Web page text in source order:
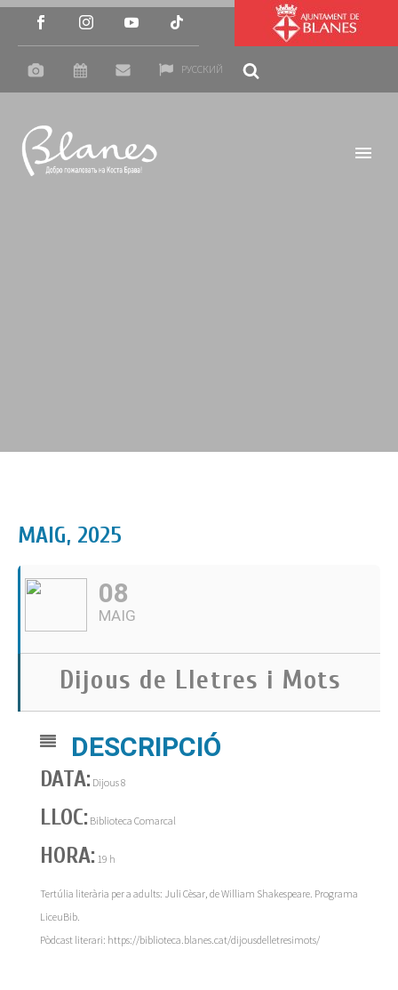
РУССКИЙ
MAIG, 2025
08
MAIG
Dijous de Lletres i Mots
DESCRIPCIÓ
DATA: Dijous 8
LLOC: Biblioteca Comarcal
HORA: 19 h
Tertúlia literària per a adults: Juli Cèsar, de William Shakespeare. Programa
LiceuBib.
Pòdcast literari: https://biblioteca.blanes.cat/dijousdelletresimots/